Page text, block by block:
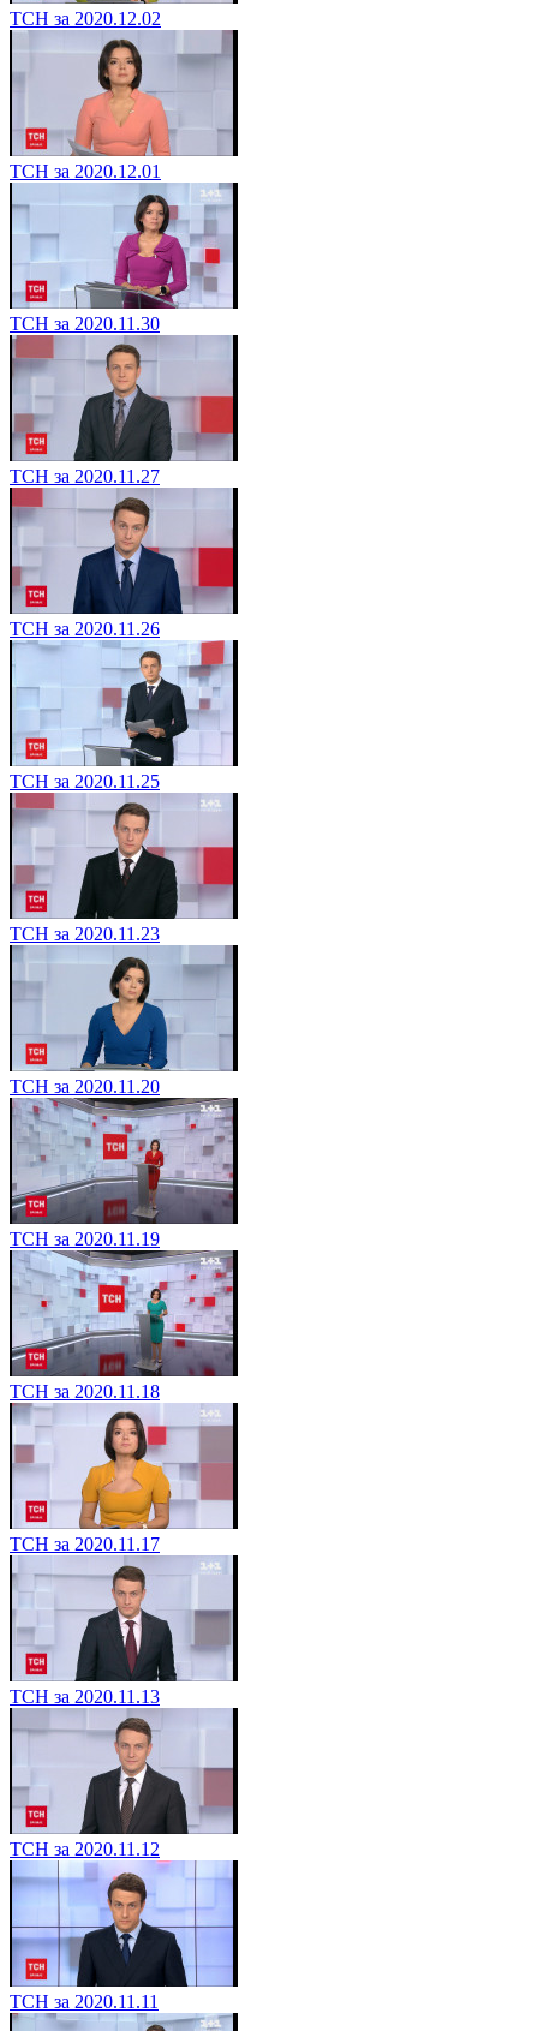
ТСН за 2020.12.02
ТСН за 2020.12.01
ТСН за 2020.11.30
ТСН за 2020.11.27
ТСН за 2020.11.26
ТСН за 2020.11.25
ТСН за 2020.11.23
ТСН за 2020.11.20
ТСН за 2020.11.19
ТСН за 2020.11.18
ТСН за 2020.11.17
ТСН за 2020.11.13
ТСН за 2020.11.12
ТСН за 2020.11.11